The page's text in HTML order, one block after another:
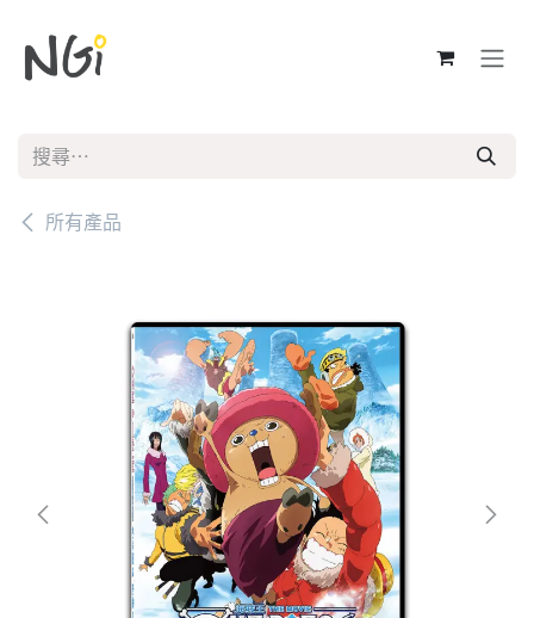
所有產品